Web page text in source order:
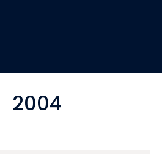
2004